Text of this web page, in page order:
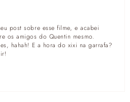
post sobre esse filme, e acabei
os amigos do Quentin mesmo.
hahah! E a hora do xixi na garrafa?